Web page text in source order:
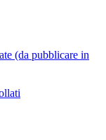
(da pubblicare in